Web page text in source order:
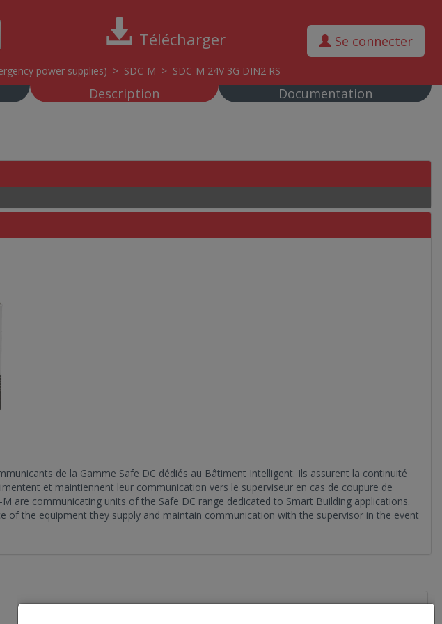
Télécharger Se connecter
power supplies) > SDC-M > SDC-M 24V 3G DIN2 RS
Description Documentation
de la Gamme Safe DC dédiés au Bâtiment Intelligent. Ils assurent la continuité
et maintiennent leur communication vers le superviseur en cas de coupure de
are communicating units of the Safe DC range dedicated to Smart Building applications.
of the equipment they supply and maintain communication with the supervisor in the event